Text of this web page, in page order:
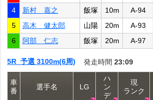
4
新村 嘉之 飯塚 10m A-94
5
高木 健太郎 山陽 20m A-93
6
阿部 仁志 飯塚 20m A-97
5R 予選 3100m(6周) 発走時間 23:09
車
番
選手名 LG
ハ
ン
デ
現
ランク